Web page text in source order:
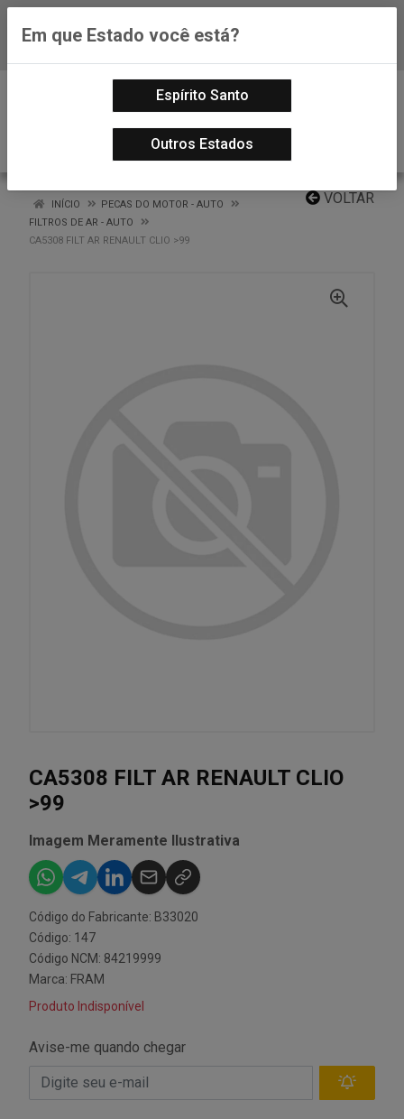
Baixe já nosso APP
VOLTAR
INÍCIO
PECAS DO MOTOR - AUTO
FILTROS DE AR - AUTO
CA5308 FILT AR RENAULT CLIO >99
CA5308 FILT AR RENAULT CLIO
>99
Imagem Meramente Ilustrativa
Código do Fabricante: B33020
Código: 147
Código NCM: 84219999
Marca: FRAM
Produto Indisponível
Avise-me quando chegar
Em que Estado você está?
Espírito Santo
Outros Estados